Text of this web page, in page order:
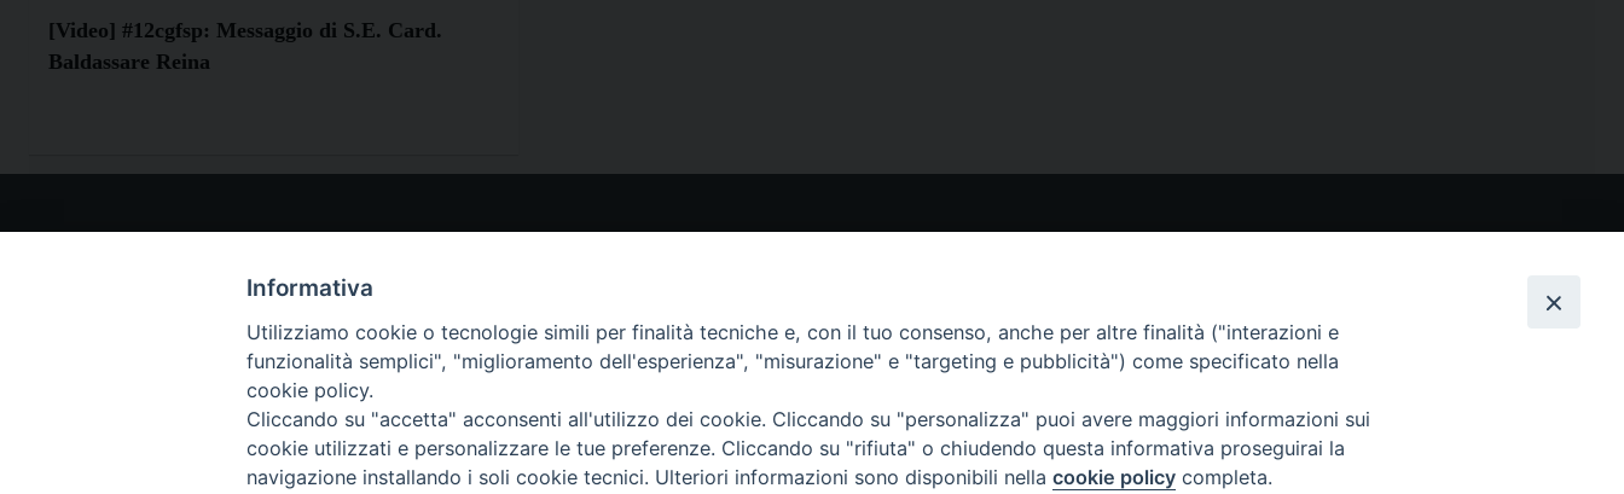
[Video] #12cgfsp: Messaggio di S.E. Card.
Baldassare Reina
www.teclamerlo.org
(Scrollytelling su sr Tecla Merlo)
fsp@paoline.org
- Privacy Policy
- Aggiorna Preferenze Cookies
Informativa
Utilizziamo cookie o tecnologie simili per finalità tecniche e, con il tuo consenso, anche per altre finalità ("interazioni e
funzionalità semplici", "miglioramento dell'esperienza", "misurazione" e "targeting e pubblicità") come specificato nella
cookie policy.
Cliccando su "accetta" acconsenti all'utilizzo dei cookie. Cliccando su "personalizza" puoi avere maggiori informazioni sui
cookie utilizzati e personalizzare le tue preferenze. Cliccando su "rifiuta" o chiudendo questa informativa proseguirai la
navigazione installando i soli cookie tecnici. Ulteriori informazioni sono disponibili nella cookie policy completa.